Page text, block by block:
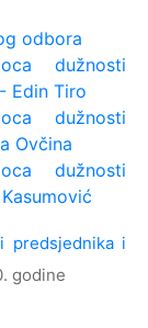
odbora
dužnosti
Edin Tiro
dužnosti
Ovčina
dužnosti
predsjednika i
godine